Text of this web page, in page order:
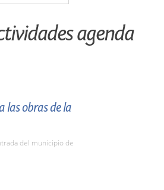
agenda
las obras de la
del municipio de